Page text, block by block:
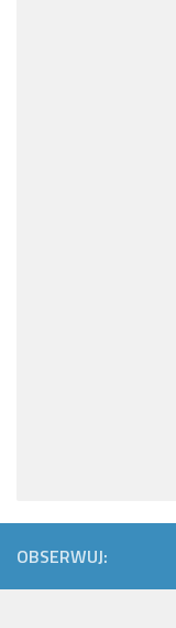
OBSERWUJ: